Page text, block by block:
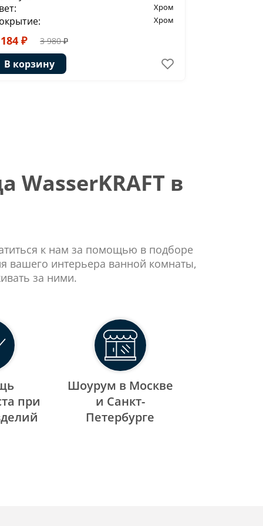
Хром
Хром
₽ 3 980 ₽
В корзину
в
к нам за помощью в подборе
вашего интерьера ванной комнаты,
за ними.
при
Шоурум в Москве
и Санкт-
Петербурге